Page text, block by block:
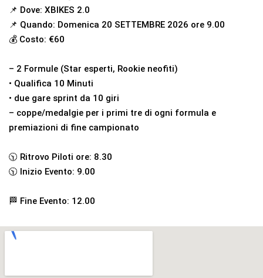
📌 Dove: XBIKES 2.0
📌 Quando: Domenica 20 SETTEMBRE 2026 ore 9.00
💰 Costo: €60
– 2 Formule (Star esperti, Rookie neofiti)
•⁠ ⁠Qualifica 10 Minuti
•⁠ due gare sprint da 10 giri
– coppe/medalgie per i primi tre di ogni formula e
premiazioni di fine campionato
🕥 Ritrovo Piloti ore: 8.30
🕥 Inizio Evento: 9.00
🏁 Fine Evento: 12.00